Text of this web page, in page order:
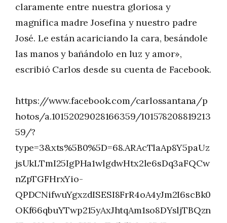
claramente entre nuestra gloriosa y
magnífica madre Josefina y nuestro padre
José. Le están acariciando la cara, besándole
las manos y bañándolo en luz y amor»,
escribió Carlos desde su cuenta de Facebook.
https://www.facebook.com/carlossantana/p
hotos/a.10152029028166359/101578208819213
59/?
type=3&xts%5B0%5D=68.ARAcTlaAp8Y5paUz
jsUkLTmI25IgPHa1wlgdwHtx2le6sDq3aFQCw
nZpTGFHrxYio-
QPDCNifwuYgxzdISESI8FrR4oA4yJm2I6scBk0
OKf66qbuYTwp215yAxJhtqAm1so8DYsljTBQzn